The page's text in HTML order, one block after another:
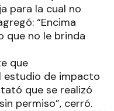
para la cual no
“Encima
que no le brinda
que
estudio de impacto
que se realizó
permiso”, cerró.